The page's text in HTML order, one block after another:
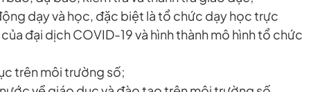
dạy và học, đặc biệt là tổ chức dạy học trực
đại dịch COVID-19 và hình thành mô hình tổ chức
trên môi trường số;